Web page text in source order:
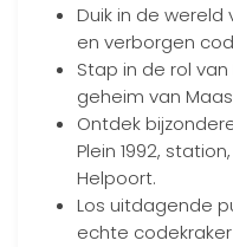
Duik in de wereld
en verborgen
Stap in de rol
geheim van
Ontdek
Plein 1992,
Helpoort.
Los uitdagende
echte